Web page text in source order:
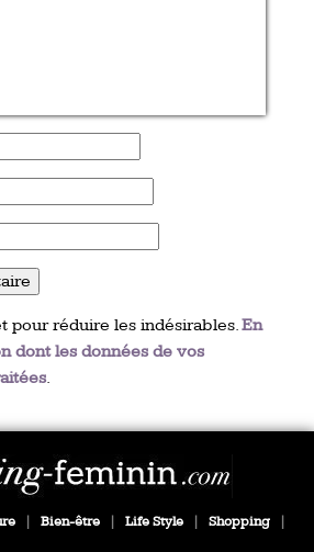
pour réduire les indésirables.En
dont les données de vos
.
| Bien-être | Life Style | Shopping |